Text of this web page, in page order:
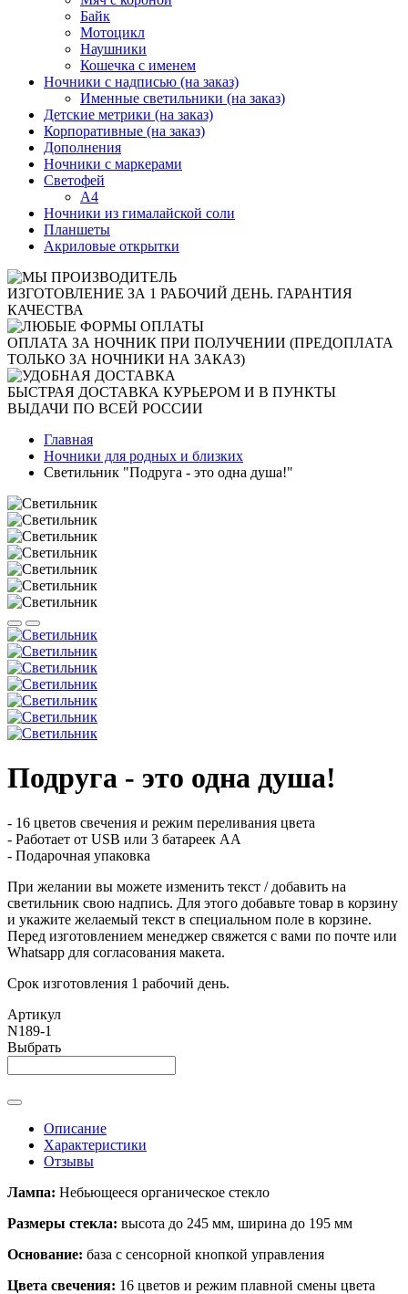
Байк
Мотоцикл
Наушники
Кошечка с именем
Ночники с надписью (на заказ)
Именные светильники (на заказ)
Детские метрики (на заказ)
Корпоративные (на заказ)
Дополнения
Ночники с маркерами
Светофей
А4
Ночники из гималайской соли
Планшеты
Акриловые открытки
ИЗГОТОВЛЕНИЕ ЗА 1 РАБОЧИЙ ДЕНЬ. ГАРАНТИЯ
КАЧЕСТВА
ОПЛАТА ЗА НОЧНИК ПРИ ПОЛУЧЕНИИ (ПРЕДОПЛАТА
ТОЛЬКО ЗА НОЧНИКИ НА ЗАКАЗ)
БЫСТРАЯ ДОСТАВКА КУРЬЕРОМ И В ПУНКТЫ
ВЫДАЧИ ПО ВСЕЙ РОССИИ
Главная
Ночники для родных и близких
Светильник "Подруга - это одна душа!"
Подруга - это одна душа!
- 16 цветов свечения и режим переливания цвета
- Работает от USB или 3 батареек АА
- Подарочная упаковка
При желании вы можете изменить текст / добавить на
светильник свою надпись. Для этого добавьте товар в корзину
и укажите желаемый текст в специальном поле в корзине.
Перед изготовлением менеджер свяжется с вами по почте или
Whatsapp для согласования макета.
Срок изготовления 1 рабочий день.
Артикул
N189-1
Выбрать
Описание
Характеристики
Отзывы
Лампа: Небьющееся органическое стекло
Размеры стекла: высота до 245 мм, ширина до 195 мм
Основание: база с сенсорной кнопкой управления
Цвета свечения: 16 цветов и режим плавной смены цвета